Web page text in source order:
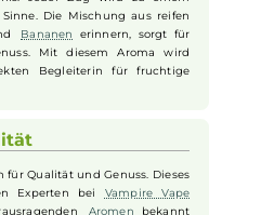
Füge einfach so viele
hinzu, wie du möchtest. Du
nikotinfreies Liquid
oder eine
Deine E-Zigarette, dein
Geschmack
bringt dir ein intensives und
Jeder Zug wird zu einem